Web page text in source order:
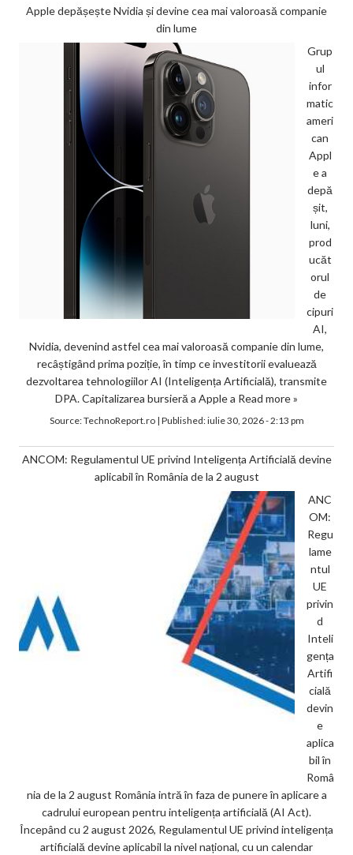
Apple depășește Nvidia și devine cea mai valoroasă companie
din lume
Grup
ul
infor
matic
ameri
can
Appl
e a
depă
șit,
luni,
prod
ucăt
orul
de
cipuri
AI,
Nvidia, devenind astfel cea mai valoroasă companie din lume,
recâștigând prima poziție, în timp ce investitorii evaluează
dezvoltarea tehnologiilor AI (Inteligența Artificială), transmite
DPA. Capitalizarea bursieră a Apple a Read more »
Source:TechnoReport.ro| Published:iulie 30, 2026 - 2:13 pm
ANCOM: Regulamentul UE privind Inteligența Artificială devine
aplicabil în România de la 2 august
ANC
OM:
Regu
lame
ntul
UE
privin
d
Inteli
gența
Artifi
cială
devin
e
aplica
bil în
Româ
nia de la 2 august România intră în faza de punere în aplicare a
cadrului european pentru inteligența artificială (AI Act).
Începând cu 2 august 2026, Regulamentul UE privind inteligența
artificială devine aplicabil la nivel național, cu un calendar